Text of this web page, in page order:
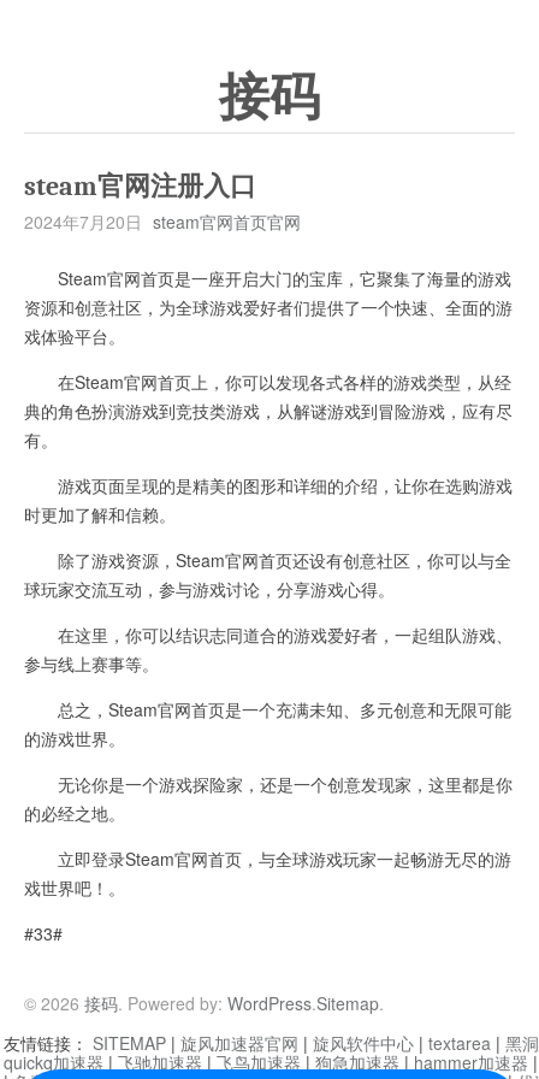
接码
steam官网注册入口
2024年7月20日 steam官网首页官网
Steam官网首页是一座开启大门的宝库，它聚集了海量的游戏
资源和创意社区，为全球游戏爱好者们提供了一个快速、全面的游
戏体验平台。
在Steam官网首页上，你可以发现各式各样的游戏类型，从经
典的角色扮演游戏到竞技类游戏，从解谜游戏到冒险游戏，应有尽
有。
游戏页面呈现的是精美的图形和详细的介绍，让你在选购游戏
时更加了解和信赖。
除了游戏资源，Steam官网首页还设有创意社区，你可以与全
球玩家交流互动，参与游戏讨论，分享游戏心得。
在这里，你可以结识志同道合的游戏爱好者，一起组队游戏、
参与线上赛事等。
总之，Steam官网首页是一个充满未知、多元创意和无限可能
的游戏世界。
无论你是一个游戏探险家，还是一个创意发现家，这里都是你
的必经之地。
立即登录Steam官网首页，与全球游戏玩家一起畅游无尽的游
戏世界吧！。
#33#
© 2026 接码. Powered by: WordPress.Sitemap.
友情链接： SITEMAP | 旋风加速器官网 | 旋风软件中心 | textarea | 黑
quickq加速器 | 飞驰加速器 | 飞鸟加速器 | 狗急加速器 | hammer加速器